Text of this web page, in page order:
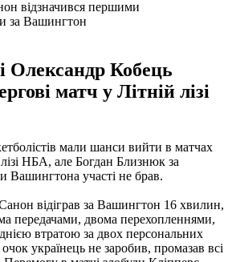
Олександр Кобець
матч у Літній лізі
мали шанси вийти в матчах
НБА, але Богдан Близнюк за
Вашингтона участі не брав.
відіграв за Вашингтон 16 хвилин,
передачами, двома перехопленнями,
втратою за двох персональних
українець не заробив, промазав всі